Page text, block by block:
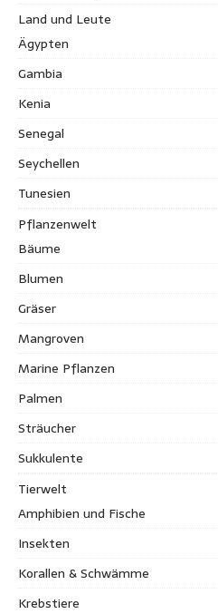
Land und Leute
Ägypten
Gambia
Kenia
Senegal
Seychellen
Tunesien
Pflanzenwelt
Bäume
Blumen
Gräser
Mangroven
Marine Pflanzen
Palmen
Sträucher
Sukkulente
Tierwelt
Amphibien und Fische
Insekten
Korallen & Schwämme
Krebstiere